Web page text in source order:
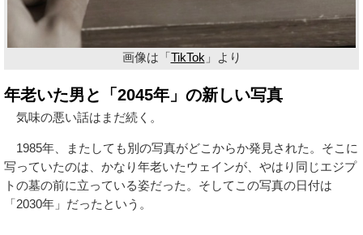
画像は「TikTok 」より
年老いた男と「2045年」の新しい写真
気味の悪い話はまだ続く。
1985年、またしても別の写真がどこからか発見された。そこに
写っていたのは、かなり年老いたウェインが、やはり同じエジプ
トの墓の前に立っている姿だった。そしてこの写真の日付は
「2030年」だったという。